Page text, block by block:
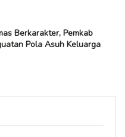
Berkarakter, Pemkab
Pola Asuh Keluarga